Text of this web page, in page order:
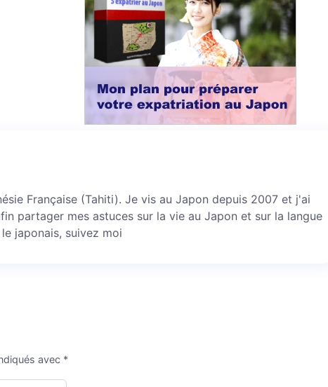
Française (Tahiti). Je vis au Japon depuis 2007 et j'ai
partager mes astuces sur la vie au Japon et sur la langue
japonais, suivez moi
avec *